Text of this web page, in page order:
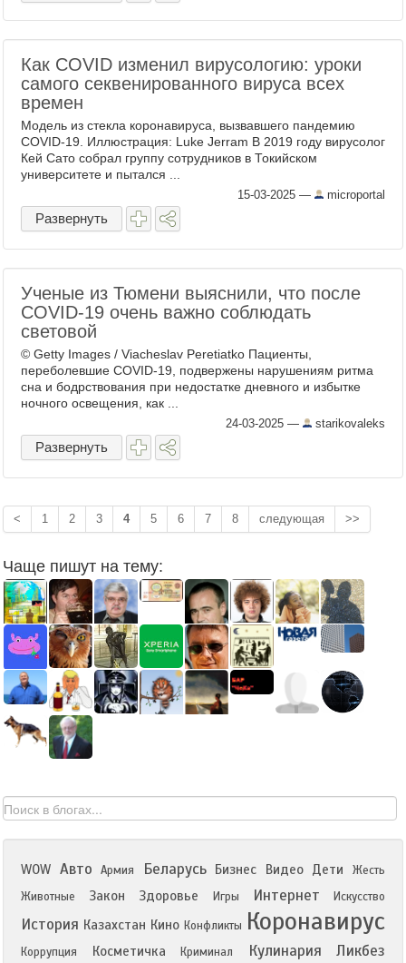
Как COVID изменил вирусологию: уроки
самого секвенированного вируса всех
времен
Модель из стекла коронавируса, вызвавшего пандемию
COVID-19. Иллюстрация: Luke Jerram В 2019 году вирусолог
Кей Сато собрал группу сотрудников в Токийском
университете и пытался ...
15-03-2025 — microportal
Развернуть
Ученые из Тюмени выяснили, что после
COVID-19 очень важно соблюдать
световой
© Getty Images / Viacheslav Peretiatko Пациенты,
переболевшие COVID-19, подвержены нарушениям ритма
сна и бодрствования при недостатке дневного и избытке
ночного освещения, как ...
24-03-2025 — starikovaleks
Развернуть
< 1 2 3 4 5 6 7 8 следующая >>
Чаще пишут на тему:
WOW Авто Армия Беларусь Бизнес Видео Дети
Жесть
Животные
Закон Здоровье Игры Интернет Искусство
История Казахстан Кино Конфликты Коронавирус
Коррупция Косметичка Криминал Кулинария Ликбез